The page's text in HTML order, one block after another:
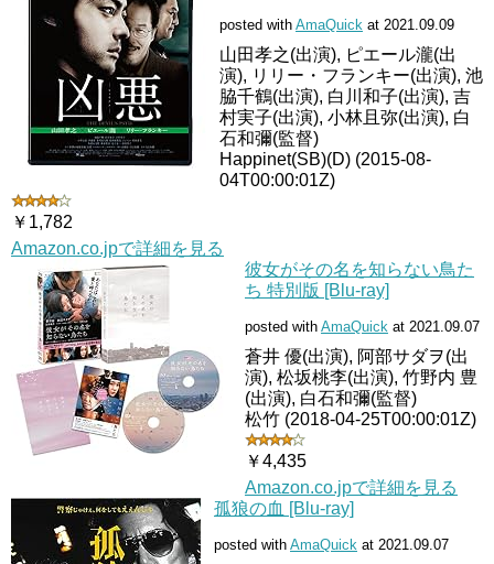
posted with AmaQuick at 2021.09.09
山田孝之(出演), ピエール瀧(出
演), リリー・フランキー(出演), 池
脇千鶴(出演), 白川和子(出演), 吉
村実子(出演), 小林且弥(出演), 白
石和彌(監督)
Happinet(SB)(D) (2015-08-
04T00:00:01Z)
￥1,782
Amazon.co.jpで詳細を見る
彼女がその名を知らない鳥た
ち 特別版 [Blu-ray]
posted with AmaQuick at 2021.09.07
蒼井 優(出演), 阿部サダヲ(出
演), 松坂桃李(出演), 竹野内 豊
(出演), 白石和彌(監督)
松竹 (2018-04-25T00:00:01Z)
￥4,435
Amazon.co.jpで詳細を見る
孤狼の血 [Blu-ray]
posted with AmaQuick at 2021.09.07